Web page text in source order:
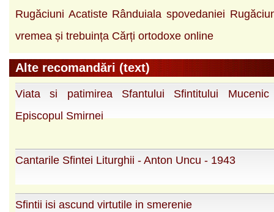
Rugăciuni Acatiste Rânduiala spovedaniei
vremea și trebuința Cărți ortodoxe online
Alte recomandări (text)
Viata si patimirea Sfantului Sfintitului Mucenic
Episcopul Smirnei
Cantarile Sfintei Liturghii - Anton Uncu - 1943
Sfintii isi ascund virtutile in smerenie